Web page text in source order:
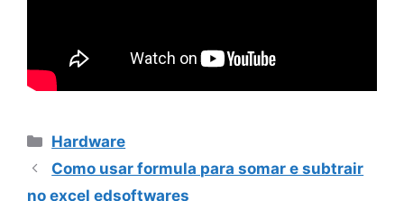
Categorias
Hardware
Como usar formula para somar e subtrair
no excel edsoftwares